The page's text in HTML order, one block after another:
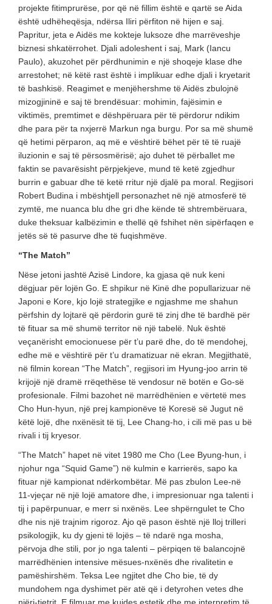
projekte fitimprurëse, por që në fillim është e qartë se Aida
është udhëheqësja, ndërsa Iliri përfiton në hijen e saj.
Papritur, jeta e Aidës me kokteje luksoze dhe marrëveshje
biznesi shkatërrohet. Djali adoleshent i saj, Mark (Iancu
Paulo), akuzohet për përdhunimin e një shoqeje klase dhe
arrestohet; në këtë rast është i implikuar edhe djali i kryetarit
të bashkisë. Reagimet e menjëhershme të Aidës zbulojnë
mizogjininë e saj të brendësuar: mohimin, fajësimin e
viktimës, premtimet e dëshpëruara për të përdorur ndikim
dhe para për ta nxjerrë Markun nga burgu. Por sa më shumë
që hetimi përparon, aq më e vështirë bëhet për të të ruajë
iluzionin e saj të përsosmërisë; ajo duhet të përballet me
faktin se pavarësisht përpjekjeve, mund të ketë zgjedhur
burrin e gabuar dhe të ketë rritur një djalë pa moral. Regjisori
Robert Budina i mbështjell personazhet në një atmosferë të
zymtë, me nuanca blu dhe gri dhe kënde të shtrembëruara,
duke theksuar kalbëzimin e thellë që fshihet nën sipërfaqen e
jetës së të pasurve dhe të fuqishmëve.
“The Match”
Nëse jetoni jashtë Azisë Lindore, ka gjasa që nuk keni
dëgjuar për lojën Go. E shpikur në Kinë dhe popullarizuar në
Japoni e Kore, kjo lojë strategjike e ngjashme me shahun
përfshin dy lojtarë që përdorin gurë të zinj dhe të bardhë për
të fituar sa më shumë territor në një tabelë. Nuk është
veçanërisht emocionuese për t’u parë dhe, do të mendohej,
edhe më e vështirë për t’u dramatizuar në ekran. Megjithatë,
në filmin korean “The Match”, regjisori im Hyung-joo arrin të
krijojë një dramë rrëqethëse të vendosur në botën e Go-së
profesionale. Filmi bazohet në marrëdhënien e vërtetë mes
Cho Hun-hyun, një prej kampionëve të Koresë së Jugut në
këtë lojë, dhe nxënësit të tij, Lee Chang-ho, i cili më pas u bë
rivali i tij kryesor.
“The Match” hapet në vitet 1980 me Cho (Lee Byung-hun, i
njohur nga “Squid Game”) në kulmin e karrierës, sapo ka
fituar një kampionat ndërkombëtar. Më pas zbulon Lee-në
11-vjeçar në një lojë amatore dhe, i impresionuar nga talenti i
tij i papërpunuar, e merr si nxënës. Lee shpërngulet te Cho
dhe nis një trajnim rigoroz. Ajo që pason është një lloj trilleri
psikologjik, ku dy gjeni të lojës – të ndarë nga mosha,
përvoja dhe stili, por jo nga talenti – përpiqen të balancojnë
marrëdhënien intensive mësues-nxënës dhe rivalitetin e
pamëshirshëm. Teksa Lee ngjitet dhe Cho bie, të dy
mundohem nga dyshimet për atë që i detyrohen vetes dhe